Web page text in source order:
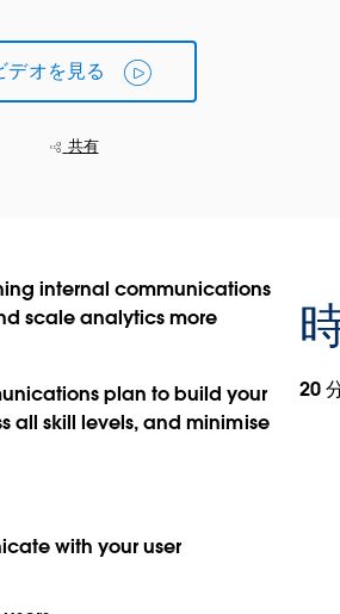
デオを見る
共有
internal communications
scale analytics more
plan to build your
all skill levels, and minimise
with your user
20